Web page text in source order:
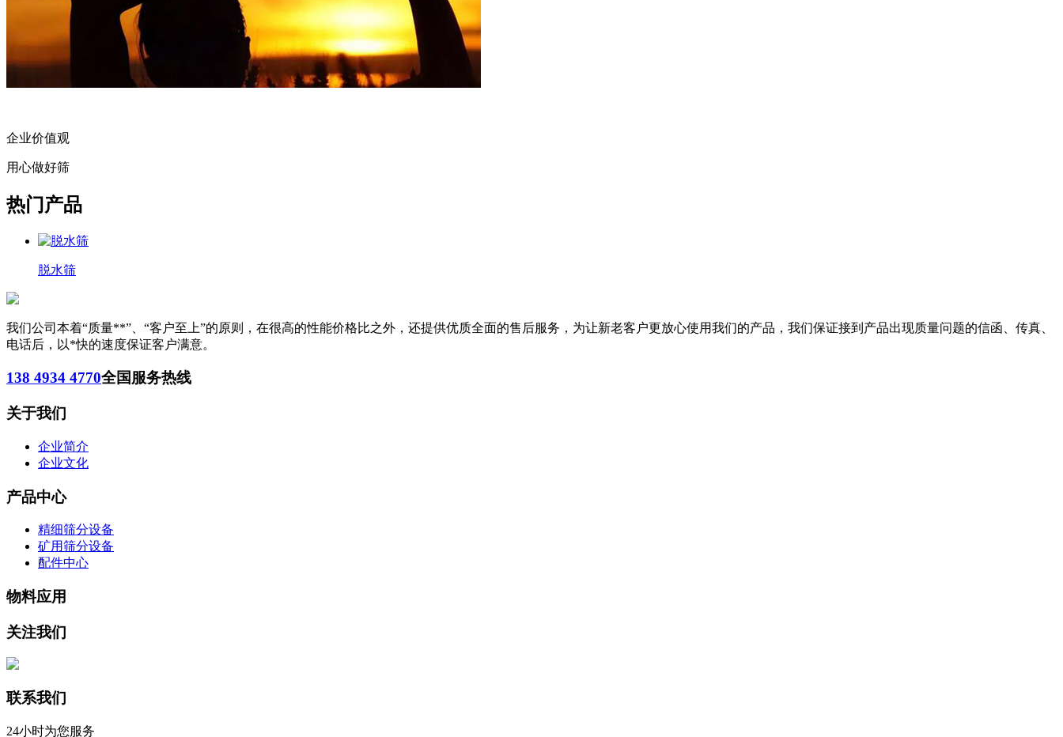
企业价值观
用心做好筛
热门产品
脱水筛
我们公司本着“质量**”、“客户至上”的原则，在很高的性能价格比之外，还提供优质全面的售后服务，为让新老客户更放心使用我们的产品，我们保证接到产品出现质量问题的信函、传真、
电话后，以*快的速度保证客户满意。
138 4934 4770全国服务热线
关于我们
企业简介
企业文化
产品中心
精细筛分设备
矿用筛分设备
配件中心
物料应用
关注我们
联系我们
24小时为您服务